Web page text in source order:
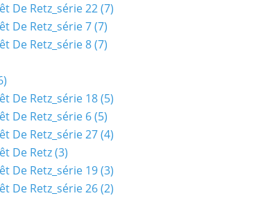
De Retz_série 22(7)
De Retz_série 7(7)
De Retz_série 8(7)
De Retz_série 18(5)
De Retz_série 6(5)
De Retz_série 27(4)
De Retz(3)
De Retz_série 19(3)
De Retz_série 26(2)